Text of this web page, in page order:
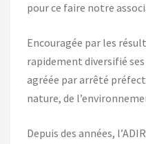
pour ce faire notre
Encouragée par les
rapidement diversifié
agréée par arrêté
nature, de
Depuis des années,